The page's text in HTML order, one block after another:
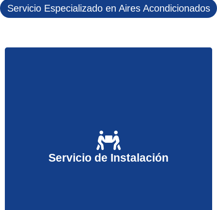
Servicio Especializado en Aires Acondicionados
Servicio de Instalación
Le instalamos su equipo de Aire Acondicionado a
un precio económico. Confíe en nuestra calidad al